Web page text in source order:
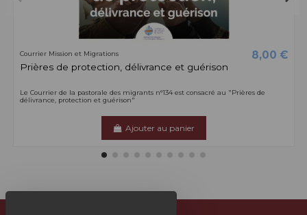
Courrier Mission et Migrations 8,00 €
Prières de protection, délivrance et guérison
Le Courrier de la pastorale des migrants n°134 est consacré au "Prières de
délivrance, protection et guérison"
Ajouter au panier